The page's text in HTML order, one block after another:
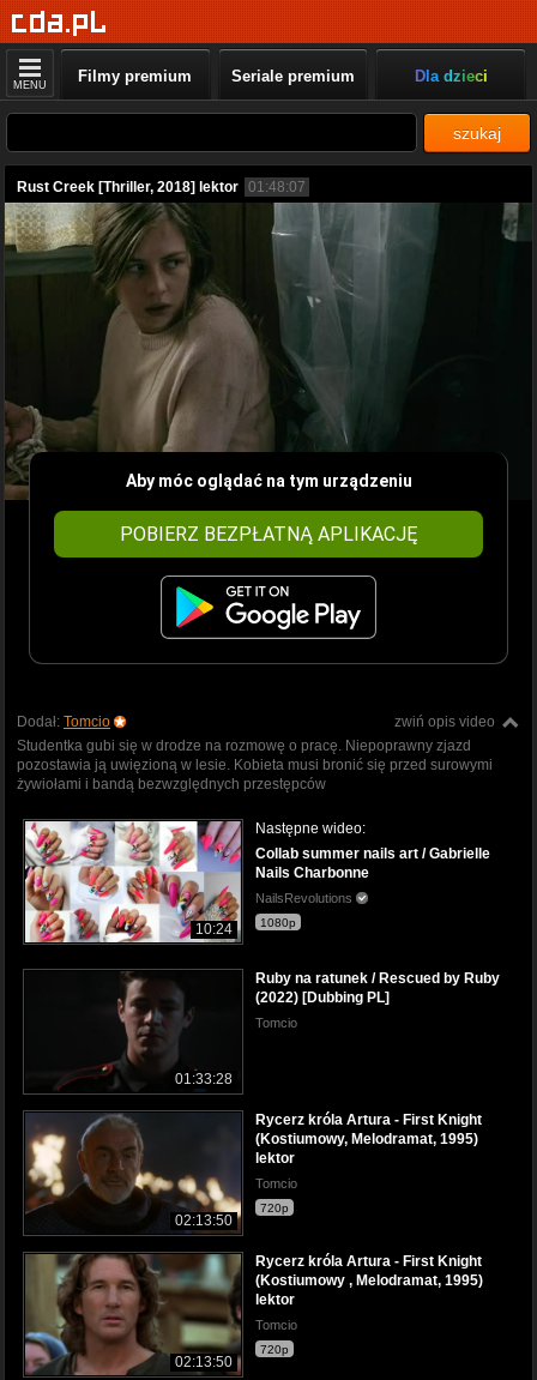
MENU Filmy premium Seriale premium Dla dzieci
szukaj
Rust Creek [Thriller, 2018] lektor 01:48:07
Aby móc oglądać na tym urządzeniu
POBIERZ BEZPŁATNĄ APLIKACJĘ
zwiń opis video
Dodał: Tomcio
Studentka gubi się w drodze na rozmowę o pracę. Niepoprawny zjazd
pozostawia ją uwięzioną w lesie. Kobieta musi bronić się przed surowymi
żywiołami i bandą bezwzględnych przestępców
10:24
Następne wideo:
Collab summer nails art / Gabrielle
Nails Charbonne
NailsRevolutions
1080p
01:33:28
Ruby na ratunek / Rescued by Ruby
(2022) [Dubbing PL]
Tomcio
02:13:50
Rycerz króla Artura - First Knight
(Kostiumowy, Melodramat, 1995)
lektor
Tomcio
720p
02:13:50
Rycerz króla Artura - First Knight
(Kostiumowy , Melodramat, 1995)
lektor
Tomcio
720p